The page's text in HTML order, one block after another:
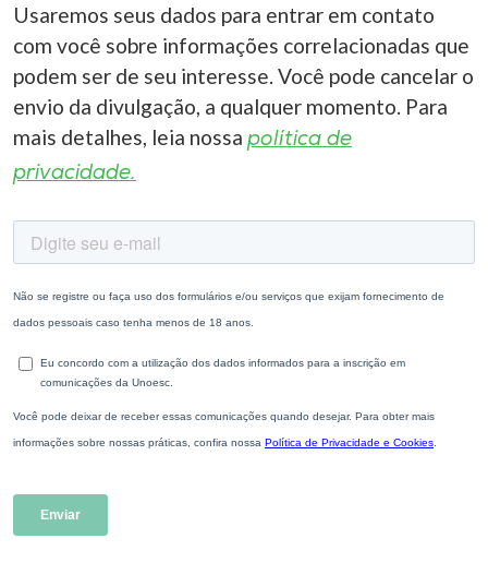
Usaremos seus dados para entrar em contato
com você sobre informações correlacionadas que
podem ser de seu interesse. Você pode cancelar o
envio da divulgação, a qualquer momento. Para
mais detalhes, leia nossa política de
privacidade.